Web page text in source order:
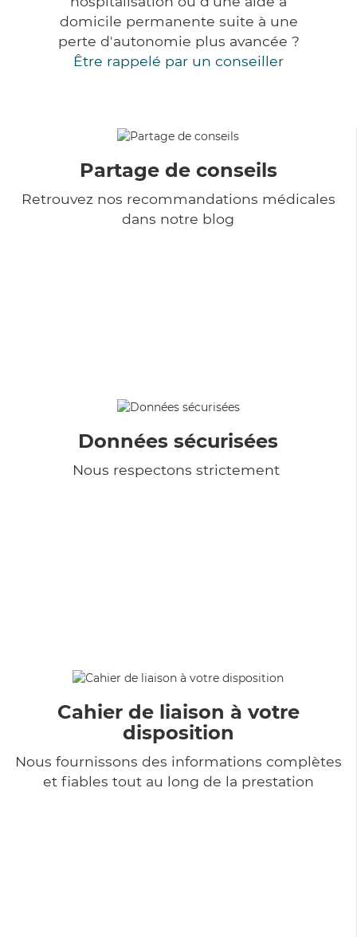
domicile permanente suite à une
perte d'autonomie plus avancée ?
Être rappelé par un conseiller
Partage de conseils
Retrouvez nos recommandations médicales
dans notre blog
Données sécurisées
Nous respectons strictement
Cahier de liaison à votre
disposition
Nous fournissons des informations complètes
et fiables tout au long de la prestation